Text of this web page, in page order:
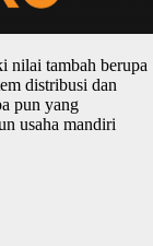
nilai tambah berupa
distribusi dan
pun yang
usaha mandiri